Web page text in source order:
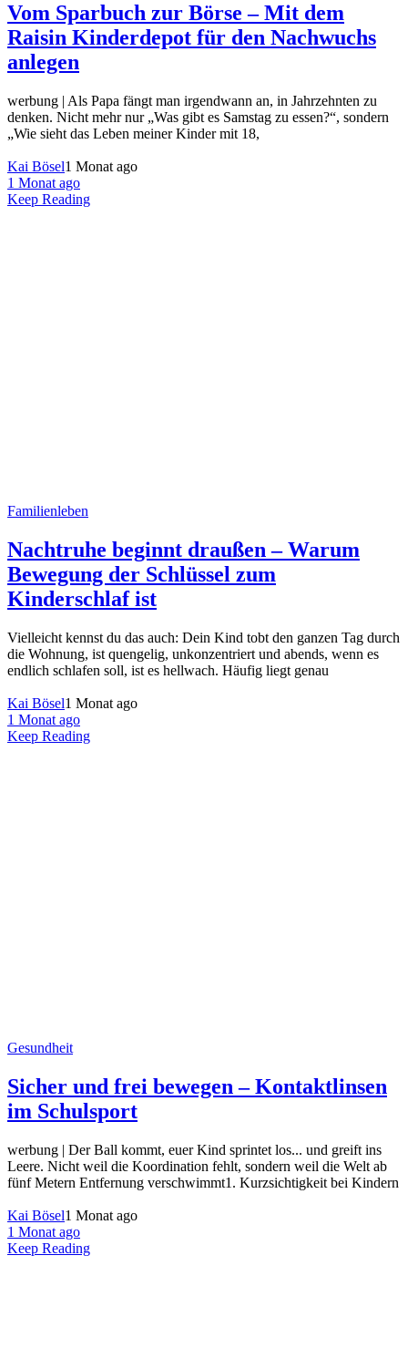
Vom Sparbuch zur Börse – Mit dem
Raisin Kinderdepot für den Nachwuchs
anlegen
werbung | Als Papa fängt man irgendwann an, in Jahrzehnten zu
denken. Nicht mehr nur „Was gibt es Samstag zu essen?“, sondern
„Wie sieht das Leben meiner Kinder mit 18,
Kai Bösel1 Monat ago
1 Monat ago
Keep Reading
Familienleben
Nachtruhe beginnt draußen – Warum
Bewegung der Schlüssel zum
Kinderschlaf ist
Vielleicht kennst du das auch: Dein Kind tobt den ganzen Tag durch
die Wohnung, ist quengelig, unkonzentriert und abends, wenn es
endlich schlafen soll, ist es hellwach. Häufig liegt genau
Kai Bösel1 Monat ago
1 Monat ago
Keep Reading
Gesundheit
Sicher und frei bewegen – Kontaktlinsen
im Schulsport
werbung | Der Ball kommt, euer Kind sprintet los... und greift ins
Leere. Nicht weil die Koordination fehlt, sondern weil die Welt ab
fünf Metern Entfernung verschwimmt1. Kurzsichtigkeit bei Kindern
Kai Bösel1 Monat ago
1 Monat ago
Keep Reading